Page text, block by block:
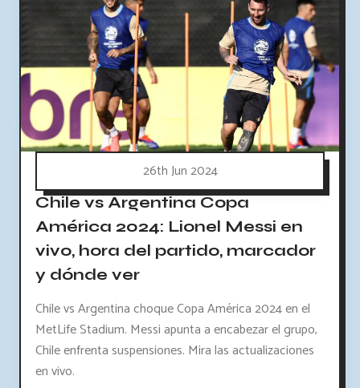
26th Jun 2024
Chile vs Argentina Copa
América 2024: Lionel Messi en
vivo, hora del partido, marcador
y dónde ver
Chile vs Argentina choque Copa América 2024 en el
MetLife Stadium. Messi apunta a encabezar el grupo,
Chile enfrenta suspensiones. Mira las actualizaciones
en vivo.